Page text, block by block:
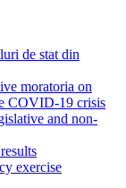
de stat din
moratoria on
COVID-19 crisis
and non-
exercise